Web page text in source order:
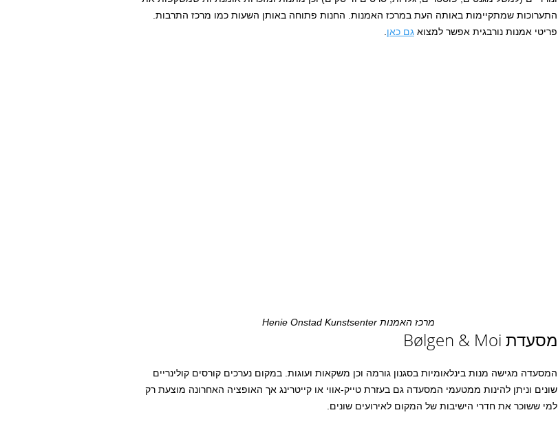
התערוכות שמתקיימות באותה העת במרכז האמנות. החנות פתוחה באותן השעות כמו מרכז התרבות.
פריטי אמנות נורבגית אפשר למצואגם כאן
מרכז האמנות Henie Onstad Kunstsenter
מסעדת Bølgen & Moi
המסעדה מגישה מנות בינלאומיות בסגנון גורמה וכן משקאות ועוגות. במקום נערכים קורסים קולינריים
שונים וניתן להינות ממטעמי המסעדה גם בעזרת טייק-אווי או קייטרינג אך האופציה האחרונה מוצעת רק
למי ששוכר את חדרי הישיבות של המקום לאירועים שונים.